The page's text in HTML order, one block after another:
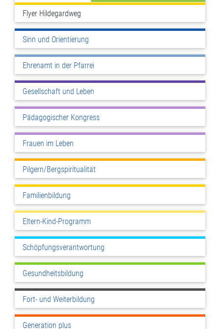
Flyer Hildegardweg
Sinn und Orientierung
Ehrenamt in der Pfarrei
Gesellschaft und Leben
Pädagogischer Kongress
Frauen im Leben
Pilgern/Bergspiritualität
Familienbildung
Eltern-Kind-Programm
Schöpfungsverantwortung
Gesundheitsbildung
Fort- und Weiterbildung
Generation plus